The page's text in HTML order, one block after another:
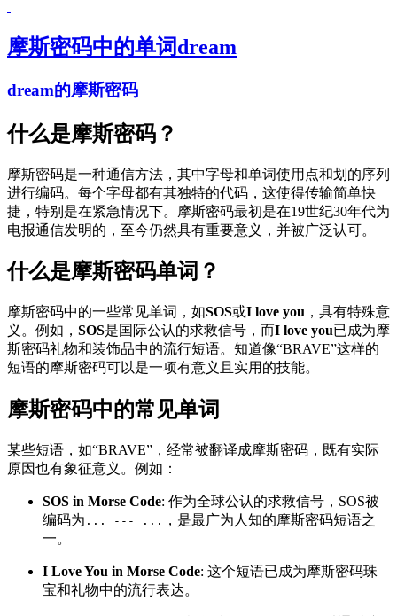
摩斯密码中的单词dream
dream的摩斯密码
什么是摩斯密码？
摩斯密码是一种通信方法，其中字母和单词使用点和划的序列
进行编码。每个字母都有其独特的代码，这使得传输简单快
捷，特别是在紧急情况下。摩斯密码最初是在19世纪30年代为
电报通信发明的，至今仍然具有重要意义，并被广泛认可。
什么是摩斯密码单词？
摩斯密码中的一些常见单词，如SOS或I love you ，具有特殊意
义。例如， SOS是国际公认的求救信号，而I love you已成为摩
斯密码礼物和装饰品中的流行短语。知道像“BRAVE”这样的
短语的摩斯密码可以是一项有意义且实用的技能。
摩斯密码中的常见单词
某些短语，如“BRAVE”，经常被翻译成摩斯密码，既有实际
原因也有象征意义。例如：
SOS in Morse Code: 作为全球公认的求救信号，SOS被
编码为 ... --- ...
，是最广为人知的摩斯密码短语之
一。
I Love You in Morse Code: 这个短语已成为摩斯密码珠
宝和礼物中的流行表达。